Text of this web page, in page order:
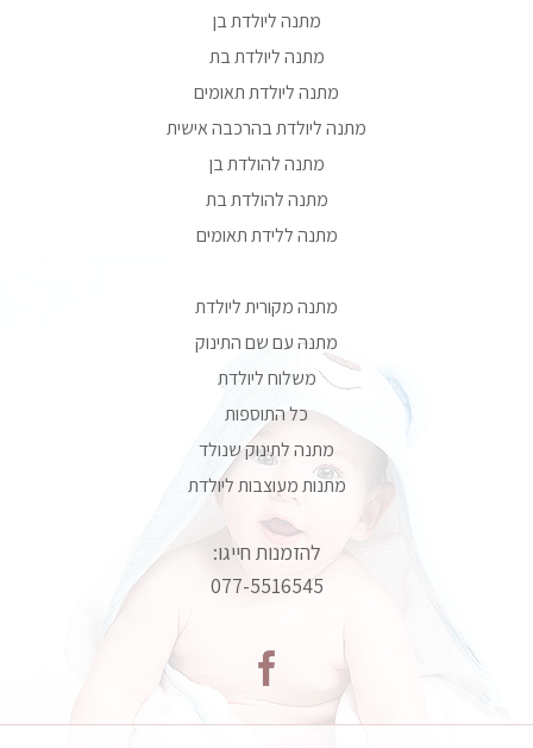
מתנה ליולדת בן
מתנה ליולדת בת
מתנה ליולדת תאומים
מתנה ליולדת בהרכבה אישית
מתנה להולדת בן
מתנה להולדת בת
מתנה ללידת תאומים
מתנה מקורית ליולדת
מתנה עם שם התינוק
משלוח ליולדת
כל התוספות
מתנה לתינוק שנולד
מתנות מעוצבות ליולדת
להזמנות חייגו:
077-5516545